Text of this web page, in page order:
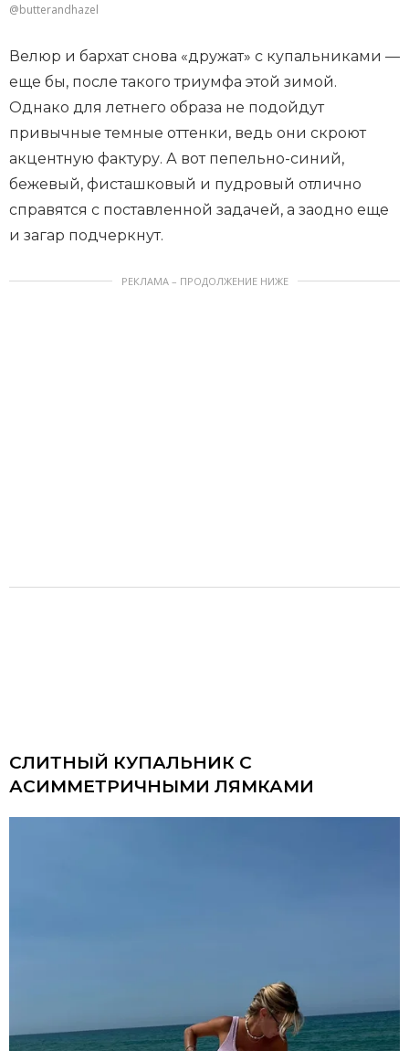
@butterandhazel
Велюр и бархат снова «дружат» с купальниками —
еще бы, после такого триумфа этой зимой.
Однако для летнего образа не подойдут
привычные темные оттенки, ведь они скроют
акцентную фактуру. А вот пепельно-синий,
бежевый, фисташковый и пудровый отлично
справятся с поставленной задачей, а заодно еще
и загар подчеркнут.
РЕКЛАМА – ПРОДОЛЖЕНИЕ НИЖЕ
СЛИТНЫЙ КУПАЛЬНИК С
АСИММЕТРИЧНЫМИ ЛЯМКАМИ